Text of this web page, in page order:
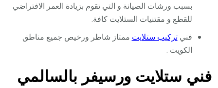
بسبب ورشات الصيانة و التي تقوم بزيادة العمر الافتراضي
للقطع و مقتنيات الستلايت كافة.
فنيتركيب ستلايت ممتاز شاطر ورخيص جميع مناطق
الكويت .
فني ستلايت ورسيفر بالسالمي